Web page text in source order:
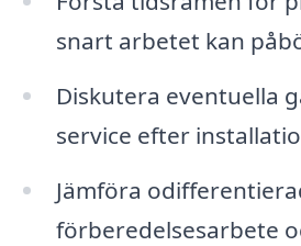
snart arbetet kan
Diskutera eventuella
service efter
Jämföra
förberedelsesarbete